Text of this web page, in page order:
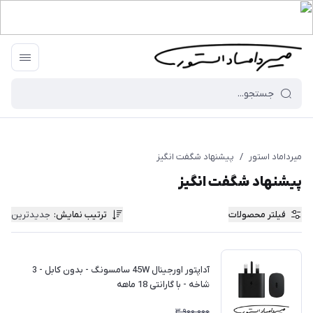
میرداماد استور / پیشنهاد شگفت انگیز
پیشنهاد شگفت انگیز
فیلتر محصولات ترتیب نمایش: جدیدترین
آداپتور اورجینال 45W سامسونگ - بدون کابل - 3
شاخه - با گارانتی 18 ماهه